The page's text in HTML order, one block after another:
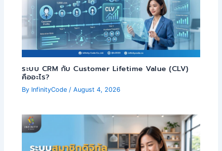
ระบบ CRM กับ Customer Lifetime Value (CLV)
คืออะไร?
By InfinityCode/August 4, 2026